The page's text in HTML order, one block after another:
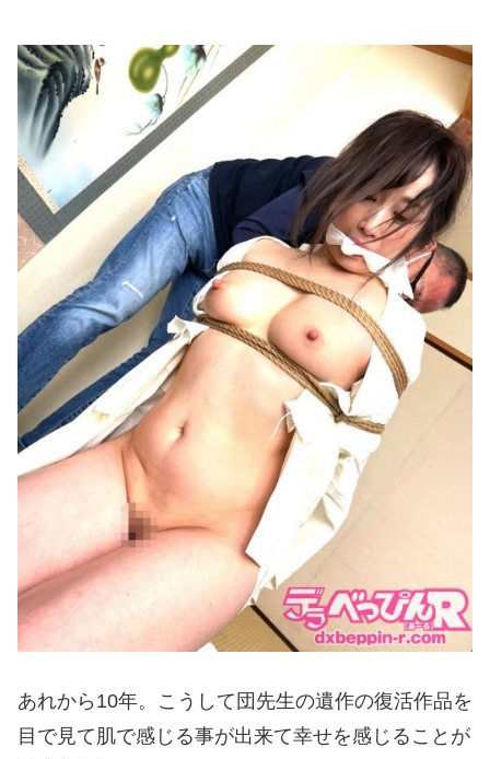
あれから10年。こうして団先生の遺作の復活作品を
目で見て肌で感じる事が出来て幸せを感じることが